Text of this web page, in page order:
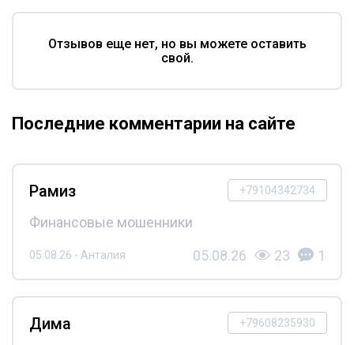
Отзывов еще нет, но вы можете оставить
свой.
Последние комментарии на сайте
+79104342734
Рамиз
Финансовые мошенники
05.08.26 - Анталия 05.08.26 23 1
+79608235930
Дима